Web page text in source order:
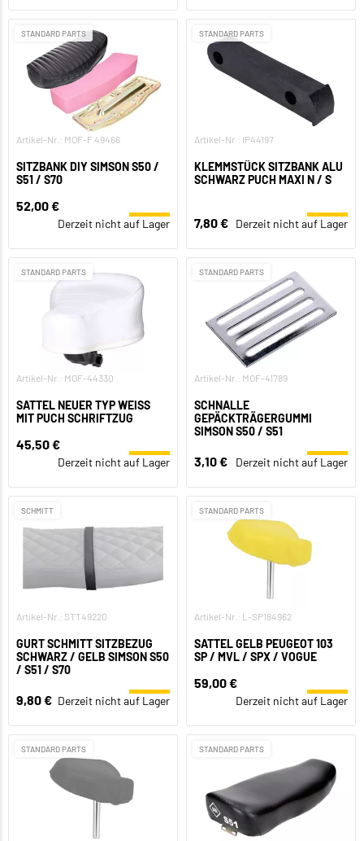
STANDARD PARTS
Artikel-Nr.: MOF-F.49466
SITZBANK DIY SIMSON S50 /
S51 / S70
52,00 €
Derzeit nicht auf Lager
STANDARD PARTS
Artikel-Nr.: IP44197
KLEMMSTÜCK SITZBANK ALU
SCHWARZ PUCH MAXI N / S
7,80 € Derzeit nicht auf Lager
STANDARD PARTS
Artikel-Nr.: MOF-44330
SATTEL NEUER TYP WEISS M
IT PUCH SCHRIFTZUG
45,50 €
Derzeit nicht auf Lager
STANDARD PARTS
Artikel-Nr.: MOF-41789
SCHNALLE
GEPÄCKTRÄGERGUMMI
SIMSON S50 / S51
3,10 € Derzeit nicht auf Lager
SCHMITT
Artikel-Nr.: STT49220
GURT SCHMITT SITZBEZUG
SCHWARZ / GELB SIMSON S50
/ S51 / S70
9,80 € Derzeit nicht auf Lager
STANDARD PARTS
Artikel-Nr.: L-SP184962
SATTEL GELB PEUGEOT 103
SP / MVL / SPX / VOGUE
59,00 €
Derzeit nicht auf Lager
STANDARD PARTS STANDARD PARTS